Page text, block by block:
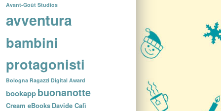
Avant-Goût Studios
avventura
bambini
protagonisti
Bologna Ragazzi Digital Award
bookappbuonanotte
Cream eBooks Davide Calì